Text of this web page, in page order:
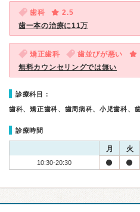
歯科
2.5
歯一本の治療に11万
矯正歯科 歯並びが悪い
無料カウンセリングでは無い
診療科目：
歯科、矯正歯科、歯周病科、小児歯科、
診療時間
月 火
10:30-20:30